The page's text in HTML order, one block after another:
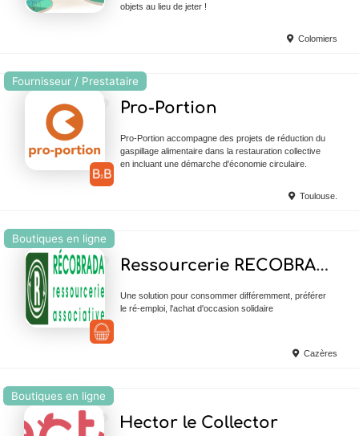
objets au lieu de jeter !
Colomiers
Fournisseur / Prestataire
Pro-Portion
Pro-Portion accompagne des projets de réduction du
gaspillage alimentaire dans la restauration collective
en incluant une démarche d'économie circulaire.
Toulouse.
Boutiques en ligne
Ressourcerie RECOBRADA
Une solution pour consommer différemment, préférer
le ré-emploi, l'achat d'occasion solidaire
Cazères
Boutiques en ligne
Hector le Collector